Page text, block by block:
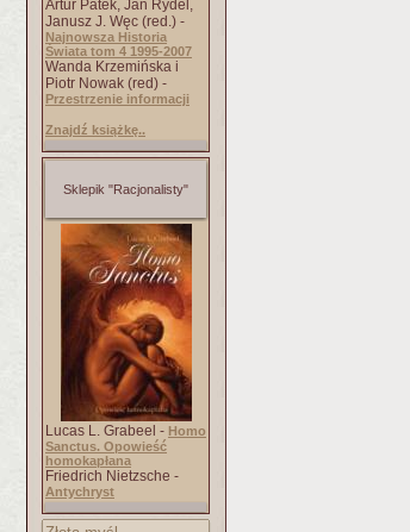
Artur Patek, Jan Rydel,
Janusz J. Węc (red.) -
Najnowsza Historia
Świata tom 4 1995-2007
Wanda Krzemińska i
Piotr Nowak (red) -
Przestrzenie informacji
Znajdź książkę..
Sklepik "Racjonalisty"
Lucas L. Grabeel - Homo
Sanctus. Opowieść
homokapłana
Friedrich Nietzsche -
Antychryst